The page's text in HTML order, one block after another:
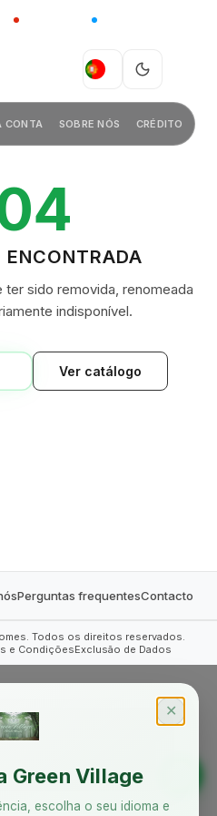
CHINA
PT
CONTA SOBRE NÓS CRÉDITO
ENCONTRADA
sido removida, renomeada
indisponível.
Ver catálogo
Perguntas frequentesContacto
Todos os direitos reservados.
e CondiçõesExclusão de Dados
✕
Green Village
escolha o seu idioma e